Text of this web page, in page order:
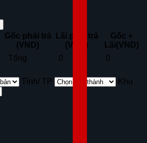
Gốc phải trả
(VND)
Lãi phải trả
(VND)
Gốc +
Lãi(VND)
Tổng
0 0
Tỉnh/ TP
Khu